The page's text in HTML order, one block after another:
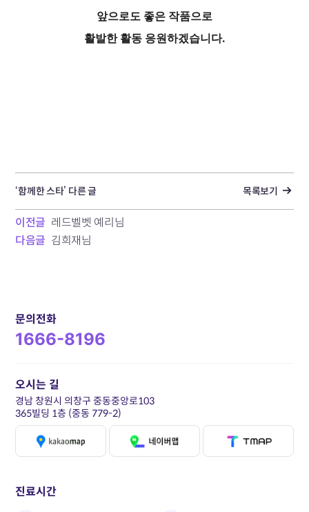
앞으로도 좋은 작품으로
활발한 활동 응원하겠습니다.
‘함께한 스타’ 다른 글 목록보기
이전글 레드벨벳 예리님
다음글 김희재님
문의전화
1666-8196
진료시간
오시는 길
경남 창원시 의창구 중동중앙로103
365빌딩 1층 (중동 779-2)